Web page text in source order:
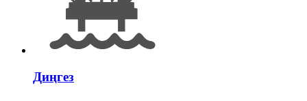
Диңгез